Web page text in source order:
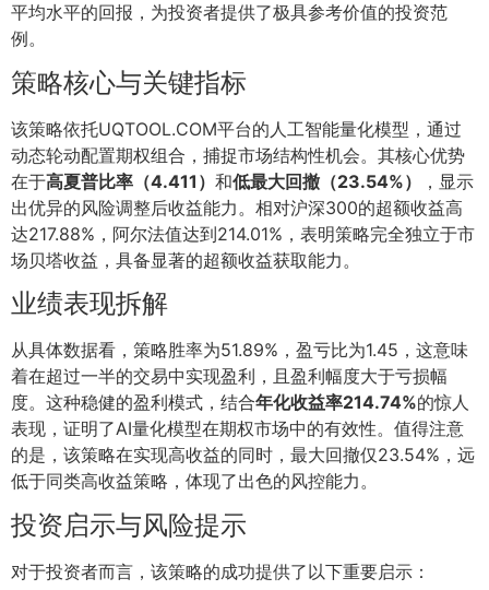
平均水平的回报，为投资者提供了极具参考价值的投资范
例。
策略核心与关键指标
该策略依托UQTOOL.COM平台的人工智能量化模型，通过
动态轮动配置期权组合，捕捉市场结构性机会。其核心优势
在于高夏普比率（4.411） 和低最大回撤（23.54%）
，显示
出优异的风险调整后收益能力。相对沪深300的超额收益高
达217.88%，阿尔法值达到214.01%，表明策略完全独立于市
场贝塔收益，具备显著的超额收益获取能力。
业绩表现拆解
从具体数据看，策略胜率为51.89%，盈亏比为1.45，这意味
着在超过一半的交易中实现盈利，且盈利幅度大于亏损幅
度。这种稳健的盈利模式，结合年化收益率214.74%的惊人
表现，证明了AI量化模型在期权市场中的有效性。值得注意
的是，该策略在实现高收益的同时，最大回撤仅23.54%，远
低于同类高收益策略，体现了出色的风控能力。
投资启示与风险提示
对于投资者而言，该策略的成功提供了以下重要启示：